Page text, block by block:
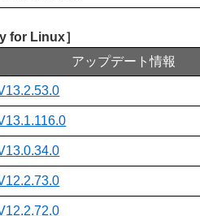
for Linux］
アップデート情報